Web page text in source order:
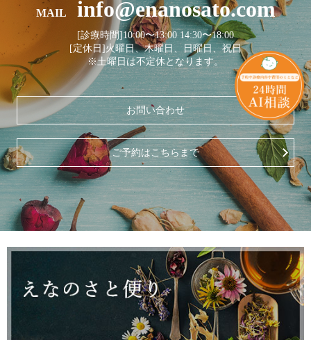
MAIL info@enanosato.com
[診療時間]10:00〜13:00 14:30〜18:00
[定休日]火曜日、木曜日、日曜日、祝日
※土曜日は不定休となります。
お問い合わせ
ご予約はこちらまで